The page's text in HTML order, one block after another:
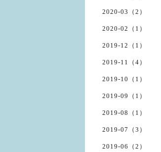
2020-03（2）
2020-02（1）
2019-12（1）
2019-11（4）
2019-10（1）
2019-09（1）
2019-08（1）
2019-07（3）
2019-06（2）